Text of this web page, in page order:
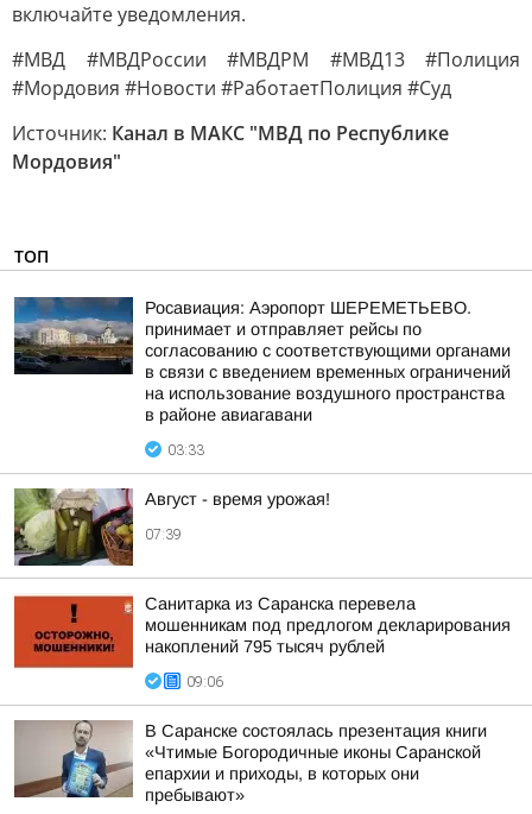
включайте уведомления.
#МВД #МВДРоссии #МВДРМ #МВД13 #Полиция
#Мордовия #Новости #РаботаетПолиция #Суд
Источник: Канал в МАКС "МВД по Республике
Мордовия"
ТОП
Росавиация: Аэропорт ШЕРЕМЕТЬЕВО.
принимает и отправляет рейсы по
согласованию с соответствующими органами
в связи с введением временных ограничений
на использование воздушного пространства
в районе авиагавани
03:33
Август - время урожая!
07:39
Санитарка из Саранска перевела
мошенникам под предлогом декларирования
накоплений 795 тысяч рублей
09:06
В Саранске состоялась презентация книги
«Чтимые Богородичные иконы Саранской
епархии и приходы, в которых они
пребывают»